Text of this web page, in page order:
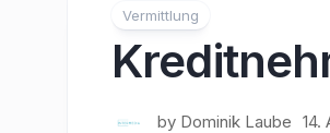
Vermittlung
by Dominik Laube 14.